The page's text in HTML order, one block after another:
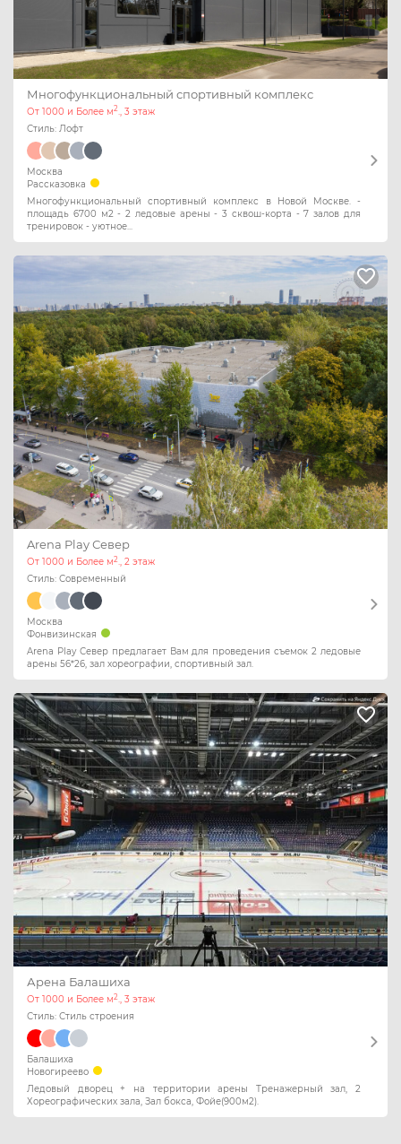
Многофункциональный спортивный комплекс
От 1000 и Более м2., 3 этаж
Стиль: Лофт
Москва
Рассказовка
Многофункциональный спортивный комплекс в Новой Москве. -
площадь 6700 м2 - 2 ледовые арены - 3 сквош-корта - 7 залов для
тренировок - уютное...
Arena Play Север
От 1000 и Более м2., 2 этаж
Стиль: Современный
Москва
Фонвизинская
Arena Play Север предлагает Вам для проведения съемок 2 ледовые
арены 56*26, зал хореографии, спортивный зал.
Арена Балашиха
От 1000 и Более м2., 3 этаж
Стиль: Стиль строения
Балашиха
Новогиреево
Ледовый дворец + на территории арены Тренажерный зал, 2
Хореографических зала, Зал бокса, Фойе(900м2).